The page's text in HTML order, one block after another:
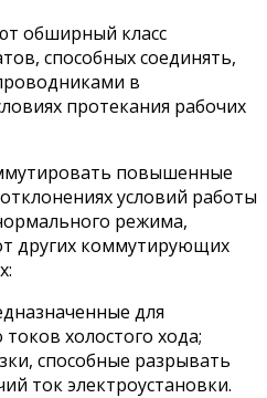
обширный класс
способных соединять,
в
протекания рабочих
повышенные
условий работы
режима,
других коммутирующих
для
холостого хода;
способные разрывать
ток электроустановки.